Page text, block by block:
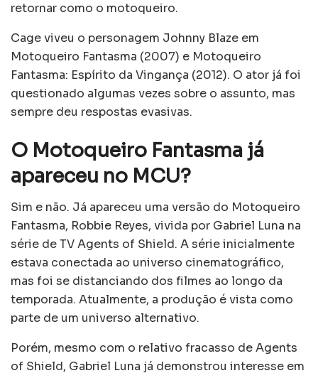
retornar como o motoqueiro.
Cage viveu o personagem Johnny Blaze em
Motoqueiro Fantasma (2007) e Motoqueiro
Fantasma: Espírito da Vingança (2012). O ator já foi
questionado algumas vezes sobre o assunto, mas
sempre deu respostas evasivas.
O Motoqueiro Fantasma já
apareceu no MCU?
Sim e não. Já apareceu uma versão do Motoqueiro
Fantasma, Robbie Reyes, vivida por Gabriel Luna na
série de TV Agents of Shield. A série inicialmente
estava conectada ao universo cinematográfico,
mas foi se distanciando dos filmes ao longo da
temporada. Atualmente, a produção é vista como
parte de um universo alternativo.
Porém, mesmo com o relativo fracasso de Agents
of Shield, Gabriel Luna já demonstrou interesse em